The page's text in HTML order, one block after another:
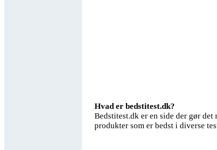
Hvad er bedstitest.dk?
Bedstitest.dk er en side der gør det
produkter som er bedst i diverse